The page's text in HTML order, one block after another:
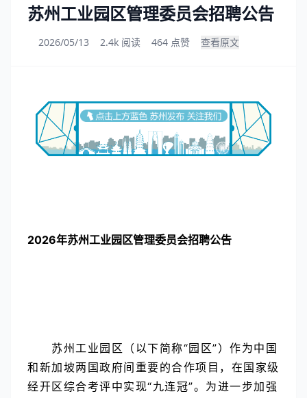
苏州工业园区管理委员会招聘公告
2026/05/13 2.4k 阅读 464 点赞 查看原文
2026年苏州工业园区管理委员会招聘公告
苏州工业园区（以下简称“园区”）作为中国
和新加坡两国政府间重要的合作项目，在国家级
经开区综合考评中实现“九连冠”。为进一步加强